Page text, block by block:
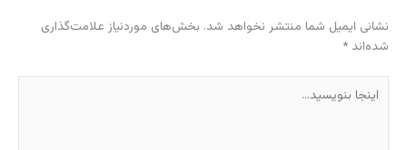
نشانی ایمیل شما منتشر نخواهد شد. بخش‌های موردنیاز علامت‌گذاری
شده‌اند *
بنویسید…